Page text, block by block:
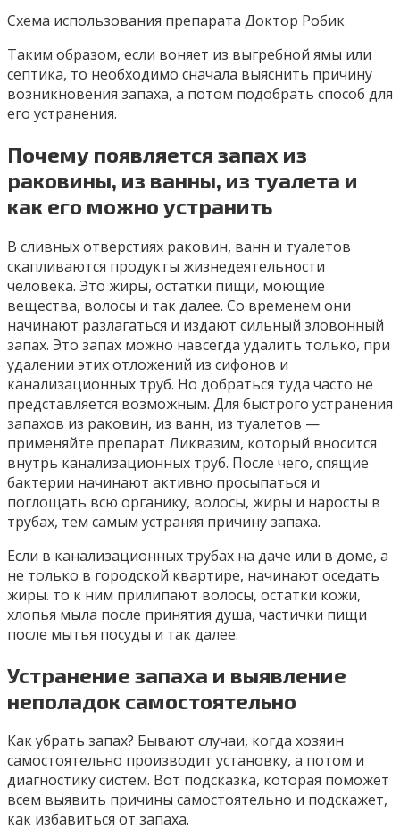
Схема использования препарата Доктор Робик
Таким образом, если воняет из выгребной ямы или
септика, то необходимо сначала выяснить причину
возникновения запаха, а потом подобрать способ для
его устранения.
Почему появляется запах из
раковины, из ванны, из туалета и
как его можно устранить
В сливных отверстиях раковин, ванн и туалетов
скапливаются продукты жизнедеятельности
человека. Это жиры, остатки пищи, моющие
вещества, волосы и так далее. Со временем они
начинают разлагаться и издают сильный зловонный
запах. Это запах можно навсегда удалить только, при
удалении этих отложений из сифонов и
канализационных труб. Но добраться туда часто не
представляется возможным. Для быстрого устранения
запахов из раковин, из ванн, из туалетов —
применяйте препарат Ликвазим, который вносится
внутрь канализационных труб. После чего, спящие
бактерии начинают активно просыпаться и
поглощать всю органику, волосы, жиры и наросты в
трубах, тем самым устраняя причину запаха.
Если в канализационных трубах на даче или в доме, а
не только в городской квартире, начинают оседать
жиры. то к ним прилипают волосы, остатки кожи,
хлопья мыла после принятия душа, частички пищи
после мытья посуды и так далее.
Устранение запаха и выявление
неполадок самостоятельно
Как убрать запах? Бывают случаи, когда хозяин
самостоятельно производит установку, а потом и
диагностику систем. Вот подсказка, которая поможет
всем выявить причины самостоятельно и подскажет,
как избавиться от запаха.